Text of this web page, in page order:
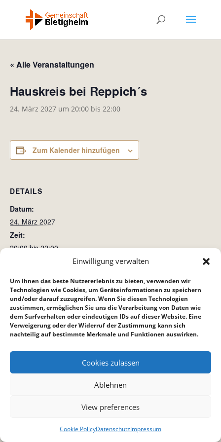
Einwilligung verwalten
Um Ihnen das beste Nutzererlebnis zu bieten, verwenden wir
Technologien wie Cookies, um Geräteinformationen zu speichern
und/oder darauf zuzugreifen. Wenn Sie diesen Technologien
zustimmen, ermöglichen Sie uns die Verarbeitung von Daten wie
dem Surfverhalten oder eindeutigen IDs auf dieser Website. Eine
Verweigerung oder der Widerruf der Zustimmung kann sich
nachteilig auf bestimmte Merkmale und Funktionen auswirken.
Cookies zulassen
Ablehnen
View preferences
Cookie PolicyDatenschutzImpressum
« Alle Veranstaltungen
Hauskreis bei Reppich´s
24. März 2027 um 20:00 bis 22:00
Zum Kalender hinzufügen
DETAILS
Datum:
24. März 2027
Zeit:
20:00 bis 22:00